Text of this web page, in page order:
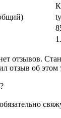
отзывов.
отзыв об этом